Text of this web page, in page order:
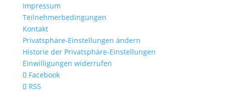
Impressum
Teilnehmerbedingungen
Kontakt
Privatsphäre-Einstellungen ändern
Historie der Privatsphäre-Einstellungen
Einwilligungen widerrufen
Facebook
RSS